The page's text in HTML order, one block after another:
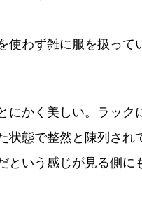
使わず雑に服を扱って
にかく美しい。ラック
態で整然と陳列され
という感じが見る側に